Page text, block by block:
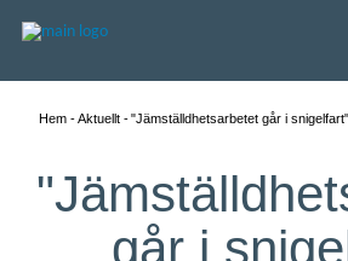
Hem Aktuellt "Jämställdhetsarbetet går i snigelfart"
går i